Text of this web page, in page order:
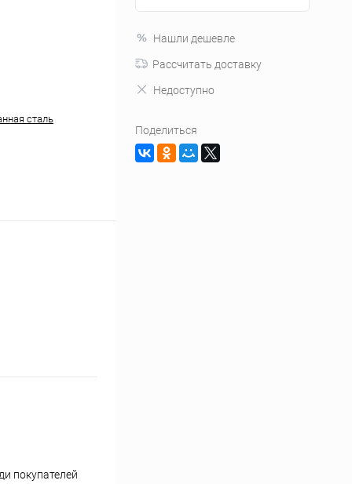
сталь
покупателей
Нашли дешевле
Рассчитать доставку
Недоступно
Поделиться